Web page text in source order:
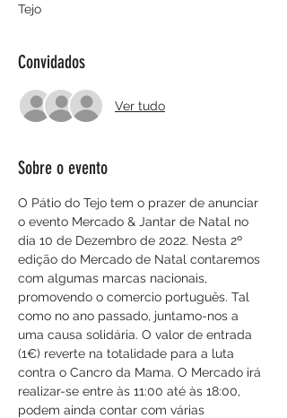
Tejo
Convidados
Ver tudo
Sobre o evento
O Pátio do Tejo tem o prazer de anunciar
o evento Mercado & Jantar de Natal no
dia 10 de Dezembro de 2022. Nesta 2º
edição do Mercado de Natal contaremos
com algumas marcas nacionais,
promovendo o comercio português. Tal
como no ano passado, juntamo-nos a
uma causa solidária. O valor de entrada
(1€) reverte na totalidade para a luta
contra o Cancro da Mama. O Mercado irá
realizar-se entre às 11:00 até às 18:00,
podem ainda contar com várias